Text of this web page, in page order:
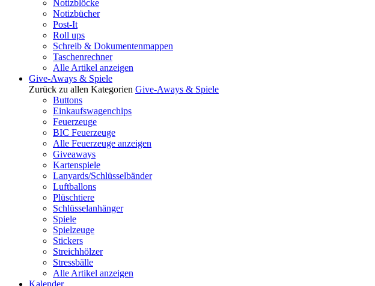
Notizblöcke
Notizbücher
Post-It
Roll ups
Schreib & Dokumentenmappen
Taschenrechner
Alle Artikel anzeigen
Give-Aways & Spiele
Zurück zu allen Kategorien Give-Aways & Spiele
Buttons
Einkaufswagenchips
Feuerzeuge
BIC Feuerzeuge
Alle Feuerzeuge anzeigen
Giveaways
Kartenspiele
Lanyards/Schlüsselbänder
Luftballons
Plüschtiere
Schlüsselanhänger
Spiele
Spielzeuge
Stickers
Streichhölzer
Stressbälle
Alle Artikel anzeigen
Kalender